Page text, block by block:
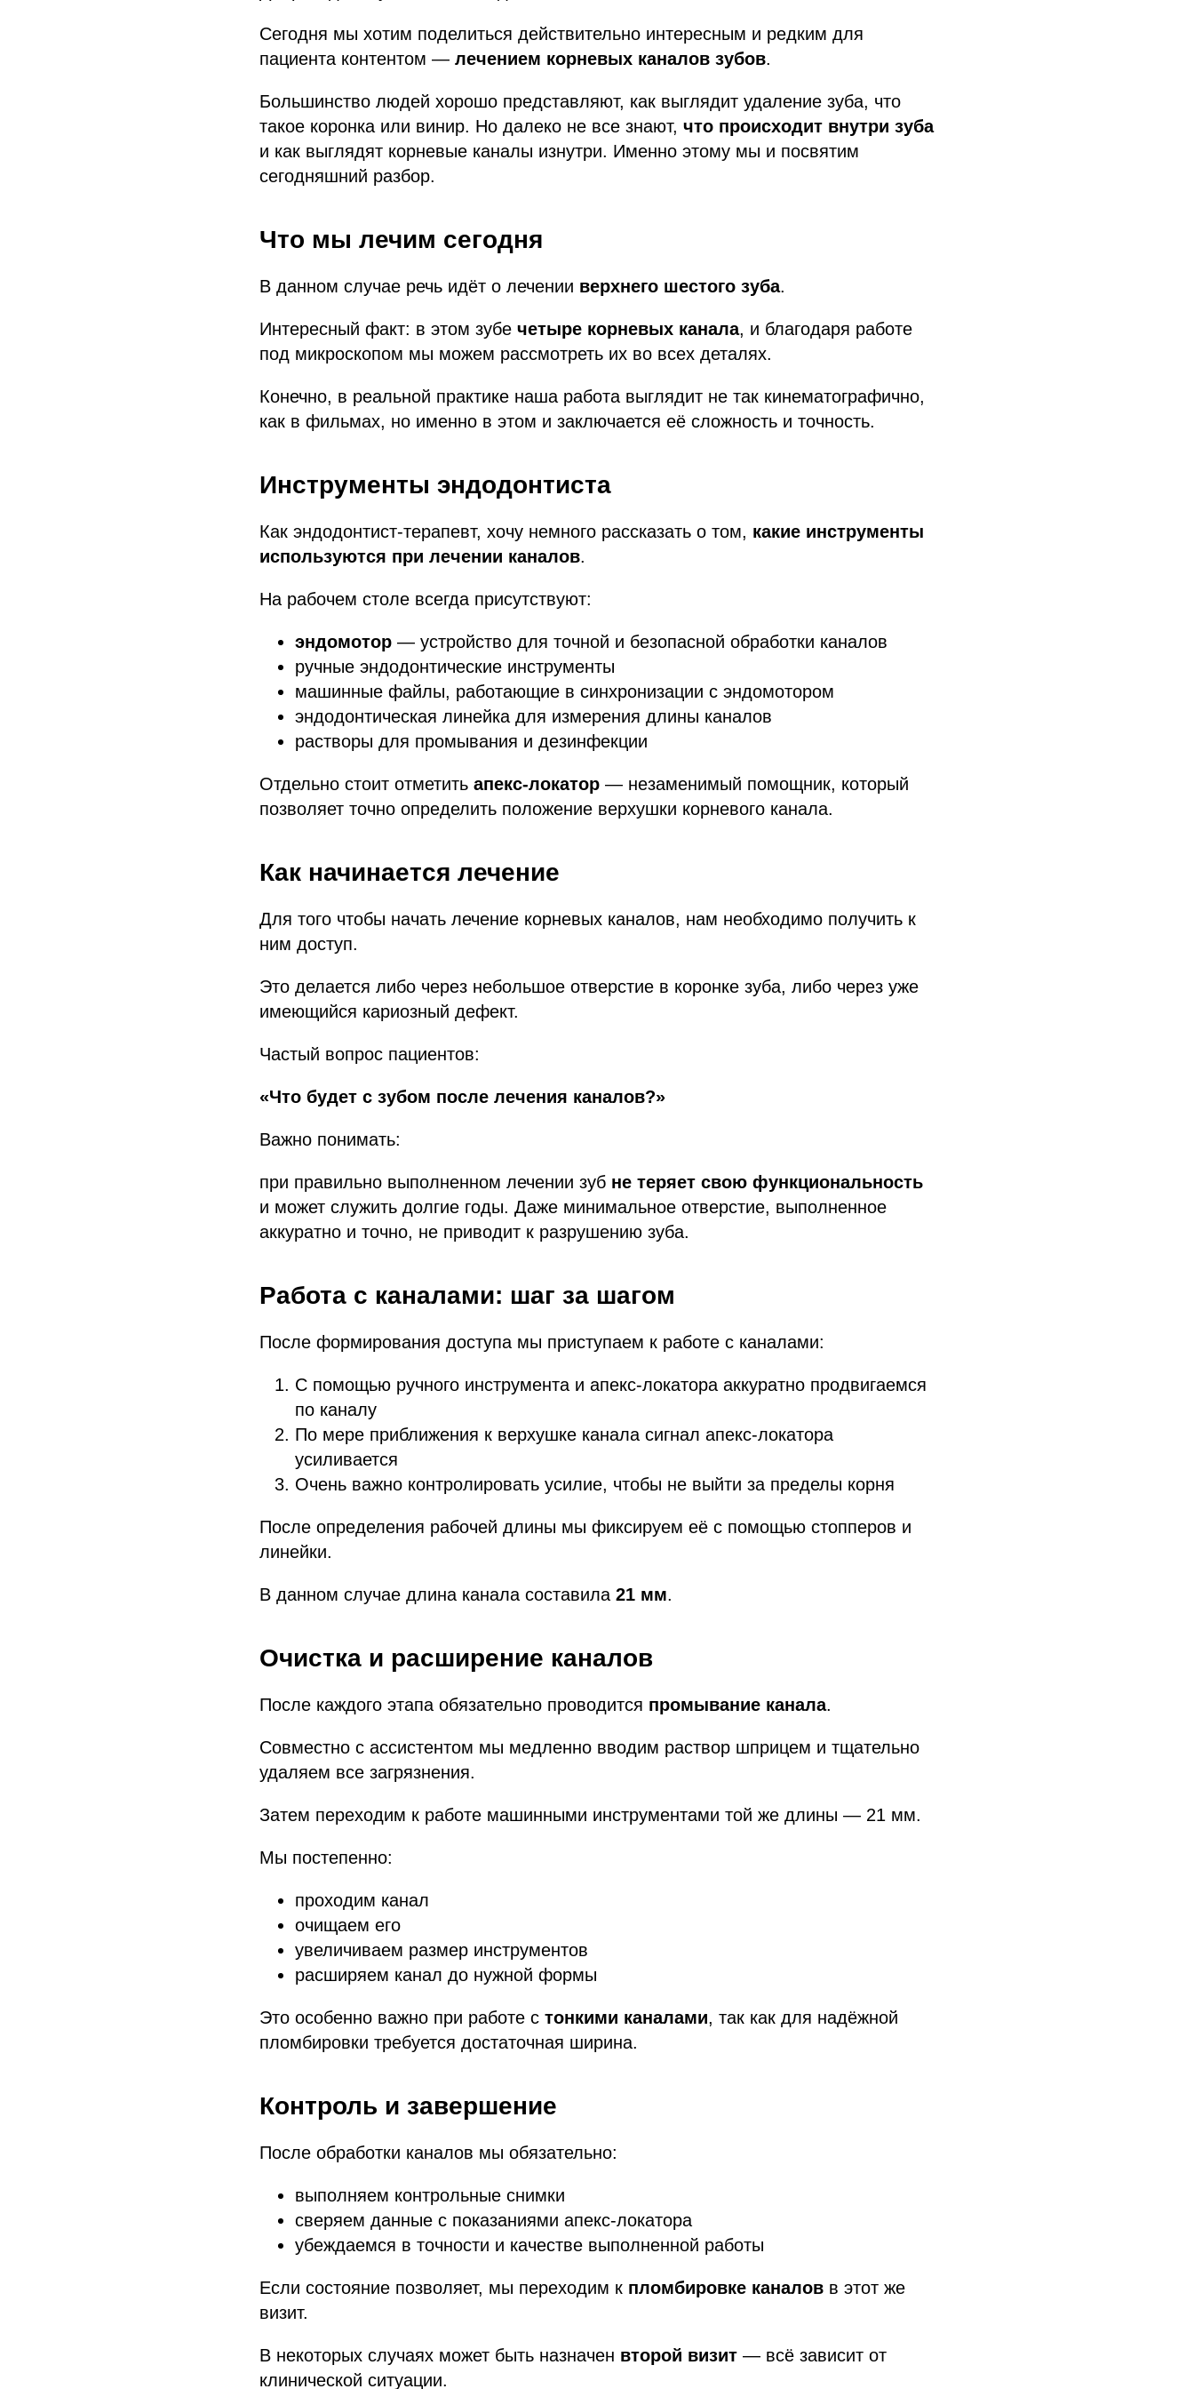
Сегодня мы хотим поделиться действительно интересным и редким для
пациента контентом — лечением корневых каналов зубов.
Большинство людей хорошо представляют, как выглядит удаление зуба, что
такое коронка или винир. Но далеко не все знают, что происходит внутри зуба
и как выглядят корневые каналы изнутри. Именно этому мы и посвятим
сегодняшний разбор.
Что мы лечим сегодня
В данном случае речь идёт о лечении верхнего шестого зуба.
Интересный факт: в этом зубе четыре корневых канала, и благодаря работе
под микроскопом мы можем рассмотреть их во всех деталях.
Конечно, в реальной практике наша работа выглядит не так кинематографично,
как в фильмах, но именно в этом и заключается её сложность и точность.
Инструменты эндодонтиста
Как эндодонтист-терапевт, хочу немного рассказать о том, какие инструменты
используются при лечении каналов.
На рабочем столе всегда присутствуют:
эндомотор — устройство для точной и безопасной обработки каналов
ручные эндодонтические инструменты
машинные файлы, работающие в синхронизации с эндомотором
эндодонтическая линейка для измерения длины каналов
растворы для промывания и дезинфекции
Отдельно стоит отметить апекс-локатор — незаменимый помощник, который
позволяет точно определить положение верхушки корневого канала.
Как начинается лечение
Для того чтобы начать лечение корневых каналов, нам необходимо получить к
ним доступ.
Это делается либо через небольшое отверстие в коронке зуба, либо через уже
имеющийся кариозный дефект.
Частый вопрос пациентов:
«Что будет с зубом после лечения каналов?»
Важно понимать:
при правильно выполненном лечении зуб не теряет свою функциональность
и может служить долгие годы. Даже минимальное отверстие, выполненное
аккуратно и точно, не приводит к разрушению зуба.
Работа с каналами: шаг за шагом
После формирования доступа мы приступаем к работе с каналами:
С помощью ручного инструмента и апекс-локатора аккуратно продвигаемся
по каналу
По мере приближения к верхушке канала сигнал апекс-локатора
усиливается
Очень важно контролировать усилие, чтобы не выйти за пределы корня
После определения рабочей длины мы фиксируем её с помощью стопперов и
линейки.
В данном случае длина канала составила 21 мм.
Очистка и расширение каналов
После каждого этапа обязательно проводится промывание канала.
Совместно с ассистентом мы медленно вводим раствор шприцем и тщательно
удаляем все загрязнения.
Затем переходим к работе машинными инструментами той же длины — 21 мм.
Мы постепенно:
проходим канал
очищаем его
увеличиваем размер инструментов
расширяем канал до нужной формы
Это особенно важно при работе с тонкими каналами, так как для надёжной
пломбировки требуется достаточная ширина.
Контроль и завершение
После обработки каналов мы обязательно:
выполняем контрольные снимки
сверяем данные с показаниями апекс-локатора
убеждаемся в точности и качестве выполненной работы
Если состояние позволяет, мы переходим к пломбировке каналов в этот же
визит.
В некоторых случаях может быть назначен второй визит — всё зависит от
клинической ситуации.